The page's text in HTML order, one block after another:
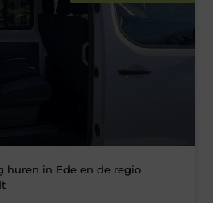
huren in Ede en de regio